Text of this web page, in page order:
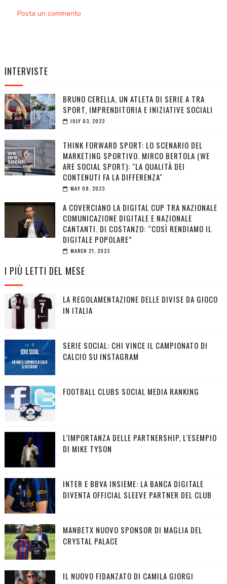
Posta un commento
INTERVISTE
BRUNO CERELLA, UN ATLETA DI SERIE A TRA
SPORT, IMPRENDITORIA E INIZIATIVE SOCIALI
JULY 03, 2023
THINK FORWARD SPORT: LO SCENARIO DEL
MARKETING SPORTIVO. MIRCO BERTOLA (WE
ARE SOCIAL SPORT): "LA QUALITÀ DEI
CONTENUTI FA LA DIFFERENZA"
MAY 08, 2023
A COVERCIANO LA DIGITAL CUP TRA NAZIONALE
COMUNICAZIONE DIGITALE E NAZIONALE
CANTANTI. DI COSTANZO: “COSÌ RENDIAMO IL
DIGITALE POPOLARE”
MARCH 21, 2023
I PIÙ LETTI DEL MESE
LA REGOLAMENTAZIONE DELLE DIVISE DA GIOCO
IN ITALIA
SERIE SOCIAL: CHI VINCE IL CAMPIONATO DI
CALCIO SU INSTAGRAM
FOOTBALL CLUBS SOCIAL MEDIA RANKING
L’IMPORTANZA DELLE PARTNERSHIP, L’ESEMPIO
DI MIKE TYSON
INTER E BBVA INSIEME: LA BANCA DIGITALE
DIVENTA OFFICIAL SLEEVE PARTNER DEL CLUB
MANBETX NUOVO SPONSOR DI MAGLIA DEL
CRYSTAL PALACE
IL NUOVO FIDANZATO DI CAMILA GIORGI